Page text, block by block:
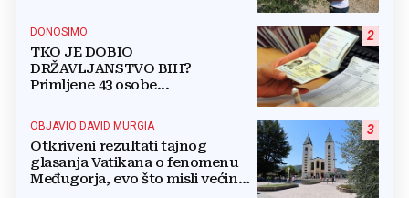
2
DONOSIMO
TKO JE DOBIO
DRŽAVLJANSTVO BIH?
Primljene 43 osobe...
3
OBJAVIO DAVID MURGIA
Otkriveni rezultati tajnog
glasanja Vatikana o fenomenu
Međugorja, evo što misli većina